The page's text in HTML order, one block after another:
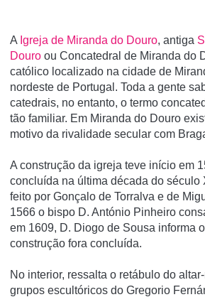
A Igreja de Miranda do Douro, antiga
Douro ou Concatedral de Miranda do
católico localizado na cidade de
nordeste de Portugal. Toda a gente
catedrais, no entanto, o termo
tão familiar. Em Miranda do Douro
motivo da rivalidade secular com
A construção da igreja teve iní­cio em
concluí­da na última década do século
feito por Gonçalo de Torralva e de
1566 o bispo D. António Pinheiro
em 1609, D. Diogo de Sousa informa
construção fora concluí­da.
No interior, ressalta o retábulo do
grupos escultóricos do Gregorio